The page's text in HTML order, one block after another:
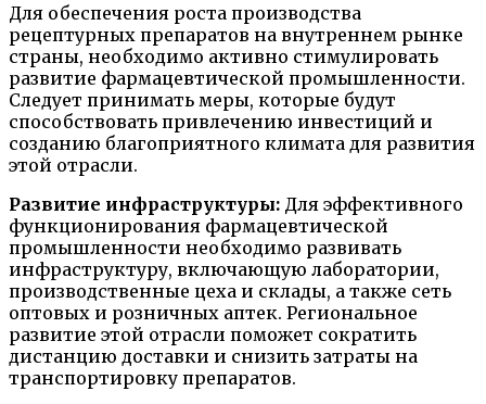
Для обеспечения роста производства
рецептурных препаратов на внутреннем рынке
страны, необходимо активно стимулировать
развитие фармацевтической промышленности.
Следует принимать меры, которые будут
способствовать привлечению инвестиций и
созданию благоприятного климата для развития
этой отрасли.
Развитие инфраструктуры: Для эффективного
функционирования фармацевтической
промышленности необходимо развивать
инфраструктуру, включающую лаборатории,
производственные цеха и склады, а также сеть
оптовых и розничных аптек. Региональное
развитие этой отрасли поможет сократить
дистанцию доставки и снизить затраты на
транспортировку препаратов.